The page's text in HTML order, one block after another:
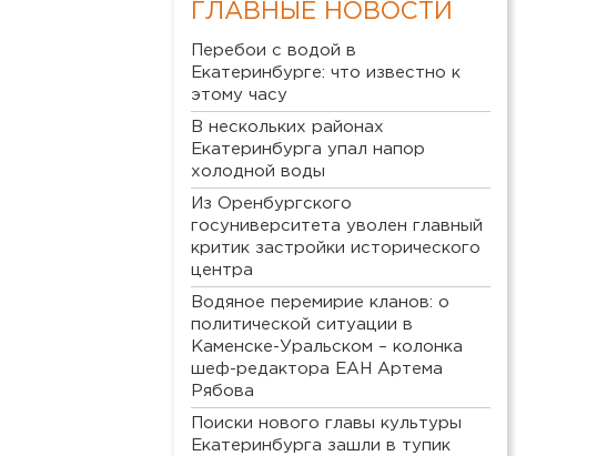
ГЛАВНЫЕ НОВОСТИ
Перебои с водой в
Екатеринбурге: что известно к
этому часу
В нескольких районах
Екатеринбурга упал напор
холодной воды
Из Оренбургского
госуниверситета уволен главный
критик застройки исторического
центра
Водяное перемирие кланов: о
политической ситуации в
Каменске-Уральском – колонка
шеф-редактора ЕАН Артема
Рябова
Поиски нового главы культуры
Екатеринбурга зашли в тупик